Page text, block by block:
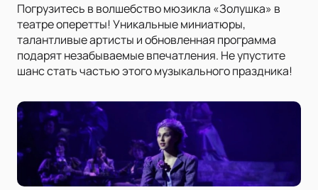
Погрузитесь в волшебство мюзикла «Золушка» в
театре оперетты! Уникальные миниатюры,
талантливые артисты и обновленная программа
подарят незабываемые впечатления. Не упустите
шанс стать частью этого музыкального праздника!